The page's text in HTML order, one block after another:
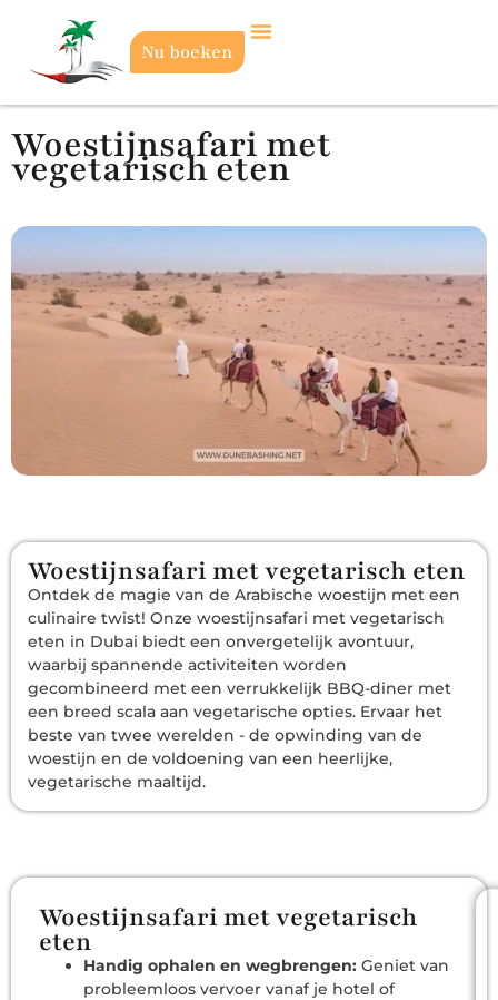
Nu boeken
Woestijnsafari met
vegetarisch eten
Woestijnsafari met vegetarisch eten
Ontdek de magie van de Arabische woestijn met een
culinaire twist! Onze woestijnsafari met vegetarisch
eten in Dubai biedt een onvergetelijk avontuur,
waarbij spannende activiteiten worden
gecombineerd met een verrukkelijk BBQ-diner met
een breed scala aan vegetarische opties. Ervaar het
beste van twee werelden - de opwinding van de
woestijn en de voldoening van een heerlijke,
vegetarische maaltijd.
Woestijnsafari met vegetarisch
eten
Handig ophalen en wegbrengen: Geniet van
probleemloos vervoer vanaf je hotel of